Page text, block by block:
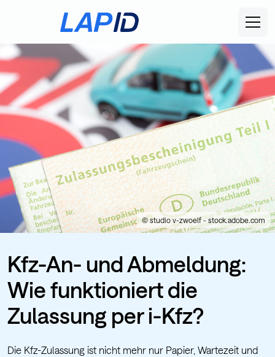
Kfz-An- und Abmeldung:
Wie funktioniert die
Zulassung per i-Kfz?
Die Kfz-Zulassung ist nicht mehr nur Papier, Wartezeit und
© studio v-zwoelf - stock.adobe.com